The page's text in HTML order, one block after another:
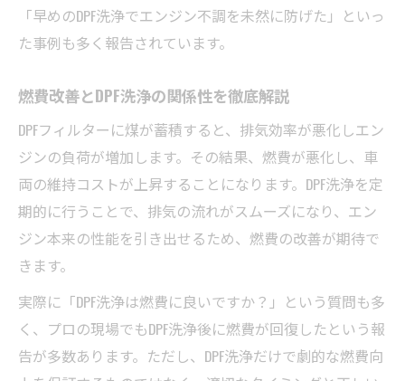
「早めのDPF洗浄でエンジン不調を未然に防げた」といっ
た事例も多く報告されています。
燃費改善とDPF洗浄の関係性を徹底解説
DPFフィルターに煤が蓄積すると、排気効率が悪化しエン
ジンの負荷が増加します。その結果、燃費が悪化し、車
両の維持コストが上昇することになります。DPF洗浄を定
期的に行うことで、排気の流れがスムーズになり、エン
ジン本来の性能を引き出せるため、燃費の改善が期待で
きます。
実際に「DPF洗浄は燃費に良いですか？」という質問も多
く、プロの現場でもDPF洗浄後に燃費が回復したという報
告が多数あります。ただし、DPF洗浄だけで劇的な燃費向